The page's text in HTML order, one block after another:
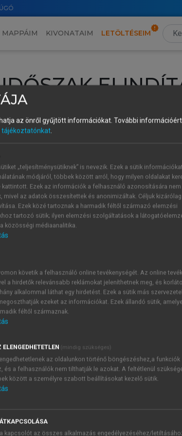
MAPPÁIM KIVONATAIM LETÖLTÉSEIM
be a saját fiókoddal, iskolai azonosítóddal vagy
1 óra díjmentes hozzáférésrevagy
vagy hozz
után a
ÚJ FIÓK
1 óra
JELSZÓ
Kérek értesítést a MeRSZ
Kérek értesítést az
az önről gyűjtött információkat. További
tájékoztatónkat.
„teljesítménysütiknek” is nevezik. Ezek a sütik
módjáról, többek között arról, hogy milyen oldalakat
kattintott. Ezek az információk a felhasználó azonosítására nem
mivel az adatok összesítettek és anonimizáltak. Céljuk
Ezek közé tartoznak a harmadik féltől származó elemzési
tartozó sütik; ilyen elemzési szolgáltatások a
közösségi médiaanalitika.
követik a felhasználó online tevékenységét. Az online
a hirdetők relevánsabb reklámokat jeleníthetnek meg, és
alkalommal láthat egy hirdetést. Ezek a sütik más
ezeket az információkat. Ezek állandó sütik,
féltől származnak.
ELENGEDHETETLEN (mindig szükséges)
az oldalunkon történő böngészéshez,a funkciók
és a felhasználók nem tilthatják le azokat. A feltétlenül
között a személyre szabott beállításokat kezelő sütik.
kapcsolót az összes alkalmazás engedélyezéséhez/